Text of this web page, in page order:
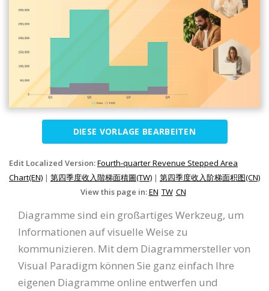
DIESE VORLAGE BEARBEITEN
Edit Localized Version:Fourth-quarter Revenue Stepped Area
Chart(EN) | 第四季度收入階梯面積圖(TW) | 第四季度收入阶梯面积图(CN)
View this page in:EN TW CN
Diagramme sind ein großartiges Werkzeug, um
Informationen auf visuelle Weise zu
kommunizieren. Mit dem Diagrammersteller von
Visual Paradigm können Sie ganz einfach Ihre
eigenen Diagramme online entwerfen und